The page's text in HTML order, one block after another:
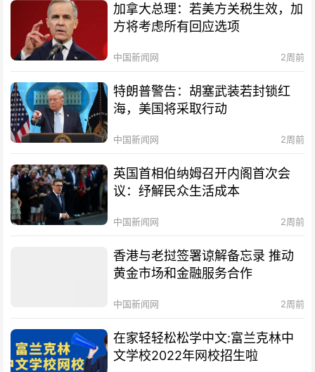
加拿大总理：若美方关税生效，加
方将考虑所有回应选项
中国新闻网 2周前
特朗普警告：胡塞武装若封锁红
海，美国将采取行动
中国新闻网 2周前
英国首相伯纳姆召开内阁首次会
议：纾解民众生活成本
中国新闻网 2周前
香港与老挝签署谅解备忘录 推动
黄金市场和金融服务合作
中国新闻网 2周前
在家轻轻松松学中文:富兰克林中
文学校2022年网校招生啦